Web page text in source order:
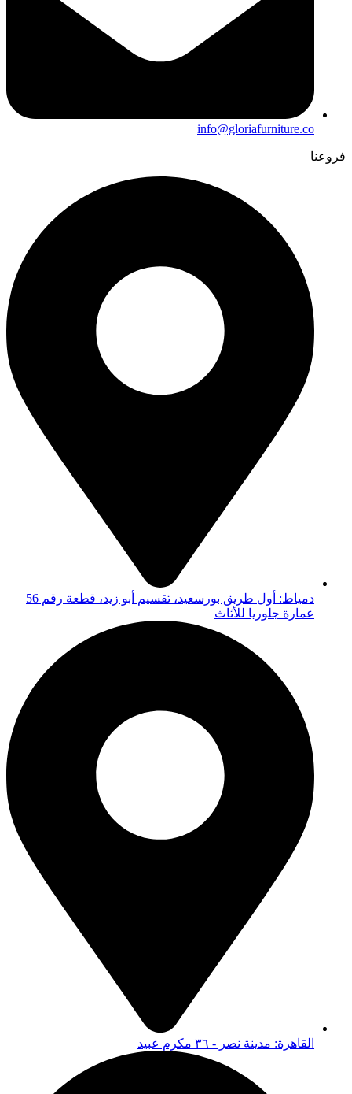
info@gloriafurniture.co
فروعنا
دمياط: أول طريق بورسعيد، تقسيم أبو زيد، قطعة رقم 56
عمارة جلوريا للأثاث
القاهرة: مدينة نصر - ٣٦ مكرم عبيد